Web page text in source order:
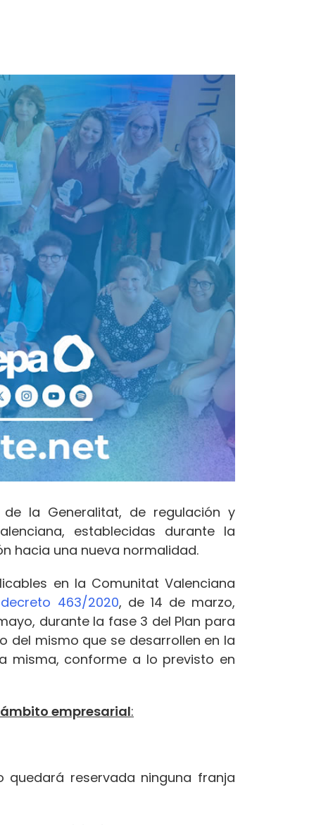
la Generalitat, de regulación y
establecidas durante la
hacia una nueva normalidad.
en la Comunitat Valenciana
463/2020, de 14 de marzo,
durante la fase 3 del Plan para
del mismo que se desarrollen en la
misma, conforme a lo previsto en
empresarial:
quedará reservada ninguna franja